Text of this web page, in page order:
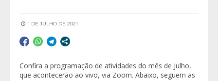
1 DE JULHO DE 2021
Confira a programação de atividades do mês de Julho,
que acontecerão ao vivo, via Zoom. Abaixo, seguem as